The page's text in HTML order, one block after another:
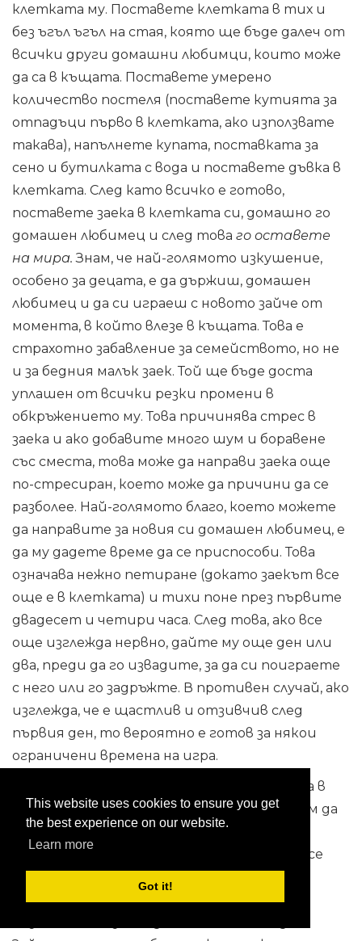
This website uses cookies to ensure you get
the best experience on our website.
Learn more
Got it!
клетката му. Поставете клетката в тих и
без ъгъл ъгъл на стая, която ще бъде далеч от
всички други домашни любимци, които може
да са в къщата. Поставете умерено
количество постеля (поставете кутията за
отпадъци първо в клетката, ако използвате
такава), напълнете купата, поставката за
сено и бутилката с вода и поставете дъвка в
клетката. След като всичко е готово,
поставете заека в клетката си, домашно го
домашен любимец и след това го оставете
на мира. Знам, че най-голямото изкушение,
особено за децата, е да държиш, домашен
любимец и да си играеш с новото зайче от
момента, в който влезе в къщата. Това е
страхотно забавление за семейството, но не
и за бедния малък заек. Той ще бъде доста
уплашен от всички резки промени в
обкръжението му. Това причинява стрес в
заека и ако добавите много шум и боравене
със сместа, това може да направи заека още
по-стресиран, което може да причини да се
разболее. Най-голямото благо, което можете
да направите за новия си домашен любимец, е
да му дадете време да се приспособи. Това
означава нежно петиране (докато заекът все
още е в клетката) и тихи поне през първите
двадесет и четири часа. След това, ако все
още изглежда нервно, дайте му още ден или
два, преди да го извадите, за да си поиграете
с него или го задръжте. В противен случай, ако
изглежда, че е щастлив и отзивчив след
първия ден, то вероятно е готов за някои
ограничени времена на игра.
Ако искате да разрешите на заека да бяга в
къщата или двора (и горещо препоръчвам да
се направи това), трябва да направите
няколко неща, преди да пуснете заека да се
единична зона в къщата, отколкото да